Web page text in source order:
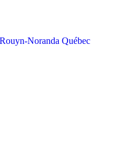
Noranda Québec